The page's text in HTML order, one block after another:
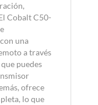
Cobalt C50-
una
a través
puedes
ofrece
lo que